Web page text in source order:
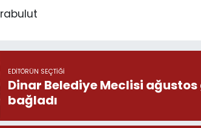
EDITÖRÜN SEÇTIĞI
Dinar Belediye Meclisi
bağladı